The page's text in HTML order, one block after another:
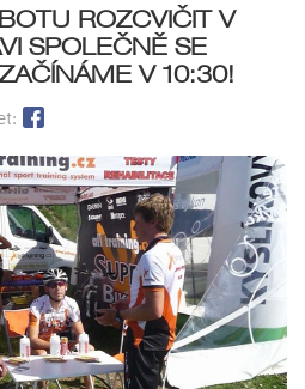
ROZCVIČIT V
SPOLEČNĚ SE
V 10:30!